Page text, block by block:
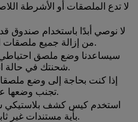
لا تدع الملصقات أو الأشرطة
لا نوصي أبدًا باستخدام صندوق
من إزالة جميع ملصقات الشحن القديمة قبل الاستخدام.
سيساعدنا وضع ملصق
شحنتك في حالة انفصال الملصق الأصلي أو تلفه.
إذا كنت بحاجة إلى وضع
تجنب وضعها على نفس سطح ملصق الشحنة.
استخدم كيس كشف بلاستيكي
بأية مستندات غير ثابتة يجب وضعها خارج الصندوق.